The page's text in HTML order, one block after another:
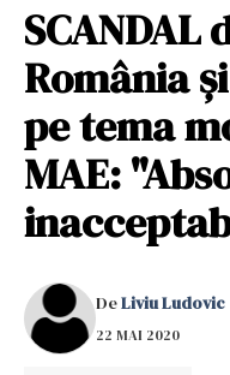
România
pe tema
MAE:
DeLiviu Ludovic
22 MAI 2020